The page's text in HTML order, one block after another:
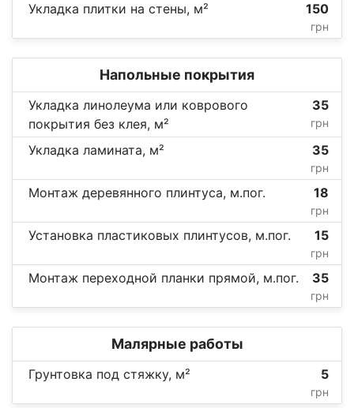
Укладка плитки на стены, м² 150
грн
Напольные покрытия
Укладка линолеума или коврового
покрытия без клея, м²
35
грн
Укладка ламината, м² 35
грн
Монтаж деревянного плинтуса, м.пог. 18
грн
Установка пластиковых плинтусов, м.пог. 15
грн
Монтаж переходной планки прямой, м.пог. 35
грн
Малярные работы
Грунтовка под стяжку, м² 5
грн